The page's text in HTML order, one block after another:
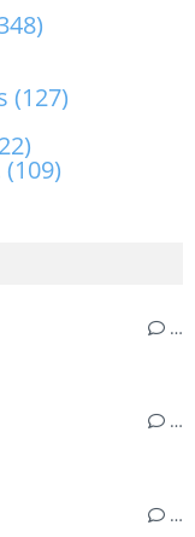
…
…
…
(127)
(109)